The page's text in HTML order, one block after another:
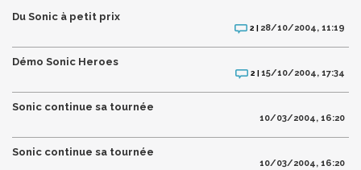
Du Sonic à petit prix
2 | 28/10/2004, 11:19
Démo Sonic Heroes
2 |15/10/2004, 17:34
Sonic continue sa tournée
10/03/2004, 16:20
Sonic continue sa tournée
10/03/2004, 16:20